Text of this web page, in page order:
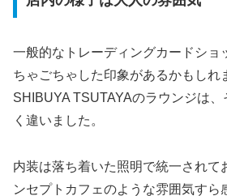
一般的なトレーディングカードショ
ちゃごちゃした印象があるかもしれ
SHIBUYA TSUTAYAのラウンジは
く違いました。
内装は落ち着いた照明で統一されて
ンセプトカフェのような雰囲気すら